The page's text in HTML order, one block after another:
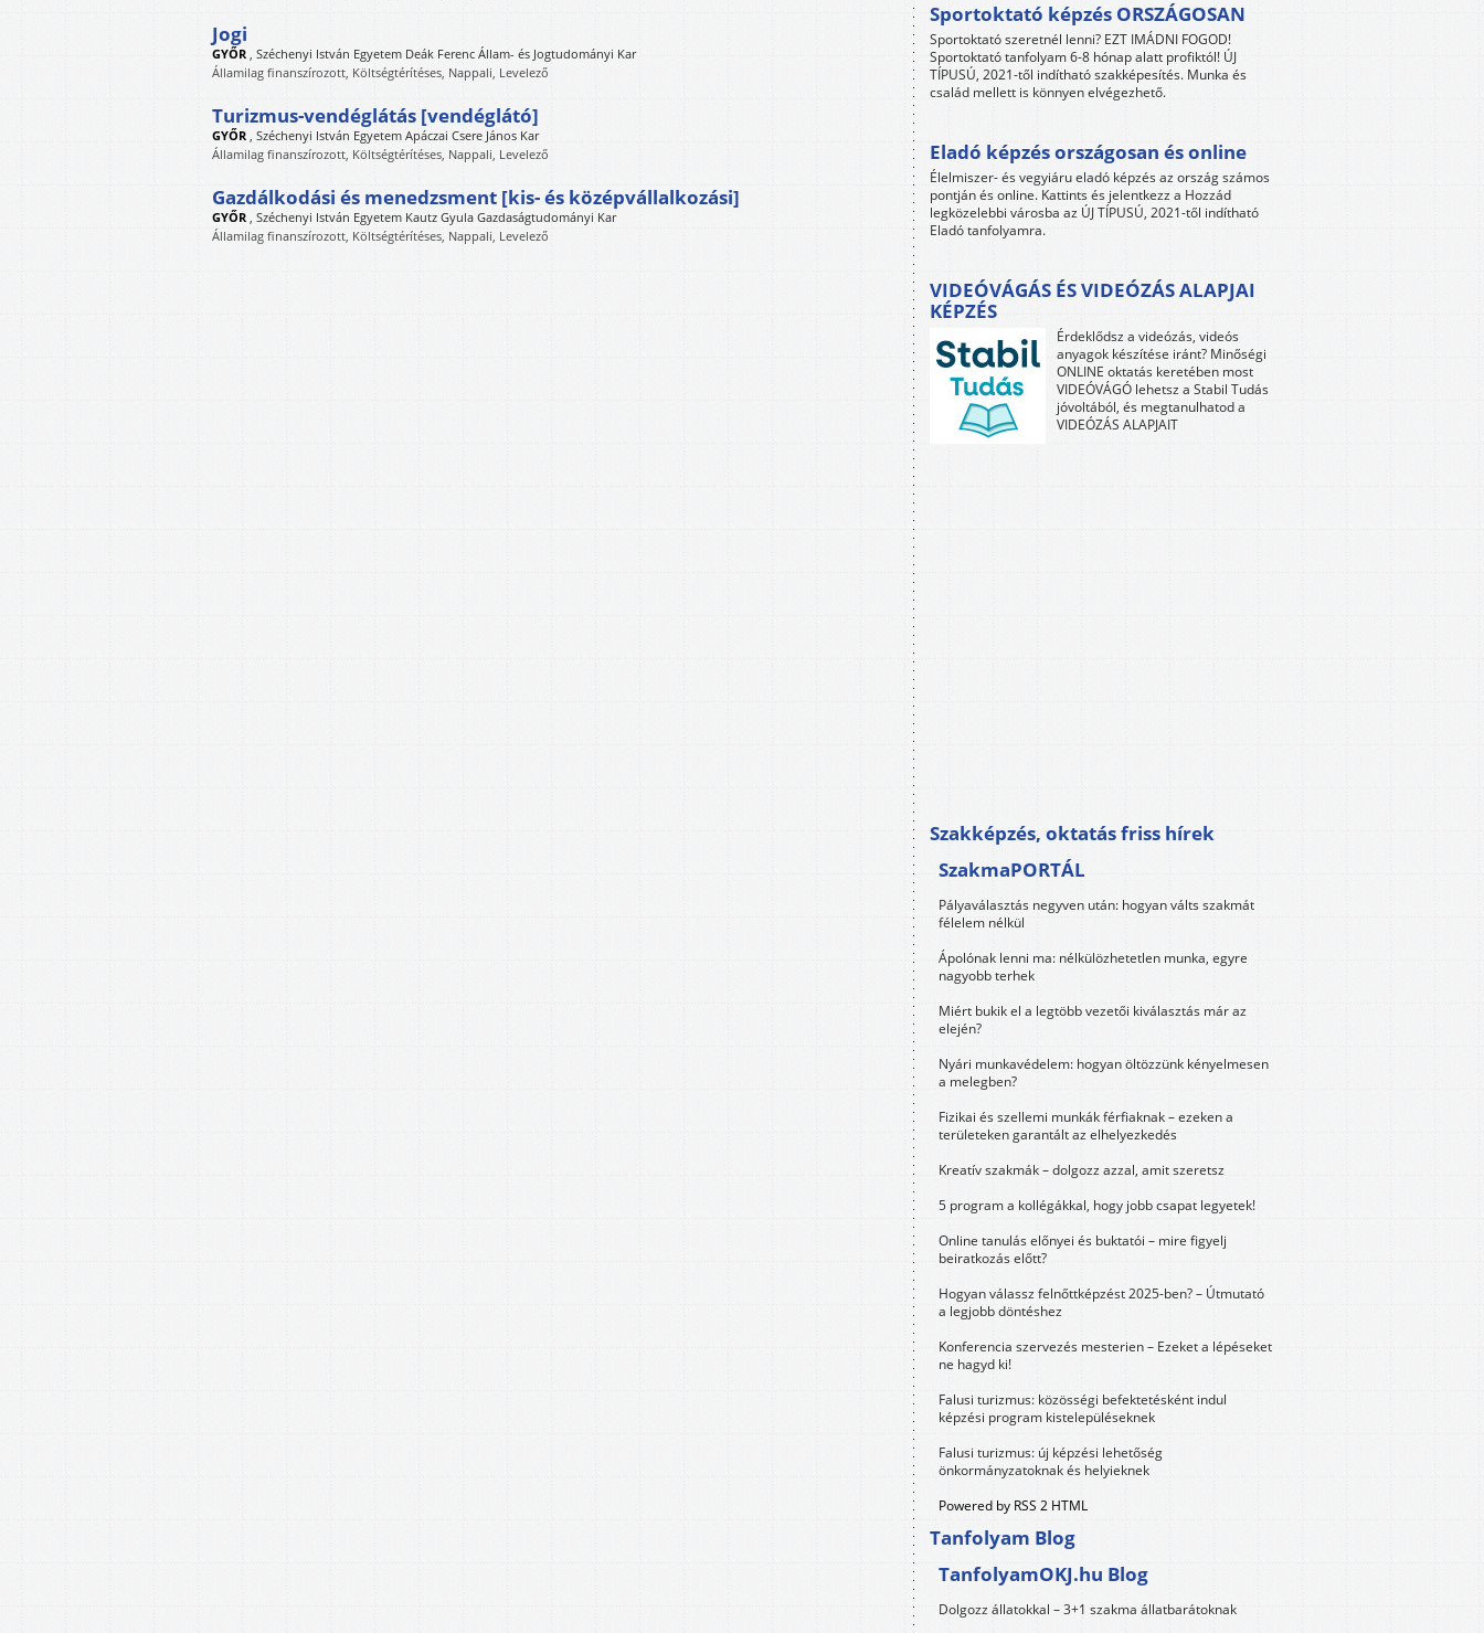
Jogi
GYŐR , Széchenyi István Egyetem Deák Ferenc Állam- és Jogtudományi Kar
Államilag finanszírozott, Költségtérítéses, Nappali, Levelező
Turizmus-vendéglátás [vendéglátó]
GYŐR , Széchenyi István Egyetem Apáczai Csere János Kar
Államilag finanszírozott, Költségtérítéses, Nappali, Levelező
Gazdálkodási és menedzsment [kis- és középvállalkozási]
GYŐR , Széchenyi István Egyetem Kautz Gyula Gazdaságtudományi Kar
Államilag finanszírozott, Költségtérítéses, Nappali, Levelező
Sportoktató képzés ORSZÁGOSAN
Sportoktató szeretnél lenni? EZT IMÁDNI FOGOD!
Sportoktató tanfolyam 6-8 hónap alatt profiktól! ÚJ
TÍPUSÚ, 2021-től indítható szakképesítés. Munka és
család mellett is könnyen elvégezhető.
Eladó képzés országosan és online
Élelmiszer- és vegyiáru eladó képzés az ország számos
pontján és online. Kattints és jelentkezz a Hozzád
legközelebbi városba az ÚJ TÍPUSÚ, 2021-től indítható
Eladó tanfolyamra.
VIDEÓVÁGÁS ÉS VIDEÓZÁS ALAPJAI
KÉPZÉS
Érdeklődsz a videózás, videós
anyagok készítése iránt? Minőségi
ONLINE oktatás keretében most
VIDEÓVÁGÓ lehetsz a Stabil Tudás
jóvoltából, és megtanulhatod a
VIDEÓZÁS ALAPJAIT
Szakképzés, oktatás friss hírek
SzakmaPORTÁL
Pályaválasztás negyven után: hogyan válts szakmát
félelem nélkül
Ápolónak lenni ma: nélkülözhetetlen munka, egyre
nagyobb terhek
Miért bukik el a legtöbb vezetői kiválasztás már az
elején?
Nyári munkavédelem: hogyan öltözzünk kényelmesen
a melegben?
Fizikai és szellemi munkák férfiaknak – ezeken a
területeken garantált az elhelyezkedés
Kreatív szakmák – dolgozz azzal, amit szeretsz
5 program a kollégákkal, hogy jobb csapat legyetek!
Online tanulás előnyei és buktatói – mire figyelj
beiratkozás előtt?
Hogyan válassz felnőttképzést 2025-ben? – Útmutató
a legjobb döntéshez
Konferencia szervezés mesterien – Ezeket a lépéseket
ne hagyd ki!
Falusi turizmus: közösségi befektetésként indul
képzési program kistelepüléseknek
Falusi turizmus: új képzési lehetőség
önkormányzatoknak és helyieknek
Powered by RSS 2 HTML
Tanfolyam Blog
TanfolyamOKJ.hu Blog
Dolgozz állatokkal – 3+1 szakma állatbarátoknak